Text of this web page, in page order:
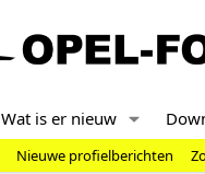
Wat is er nieuw
Nieuwe profielberichten